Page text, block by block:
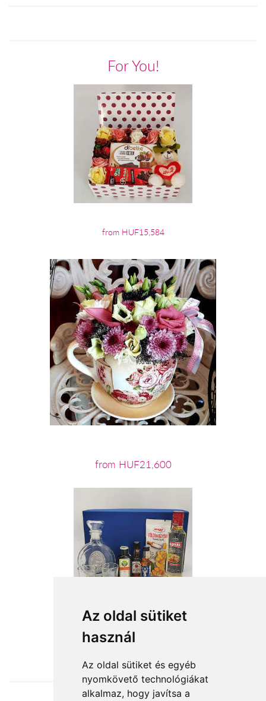
Az oldal sütiket
használ
Az oldal sütiket és egyéb
nyomkövető technológiákat
alkalmaz, hogy javítsa a
For You!
from HUF15,584
from HUF21,600
from HUF19,160